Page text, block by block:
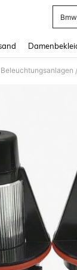
Beleuchtungsanlagen /